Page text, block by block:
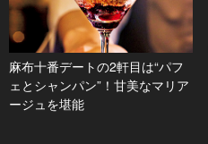
麻布十番デートの2軒目は“パフ
ェとシャンパン”！甘美なマリア
ージュを堪能